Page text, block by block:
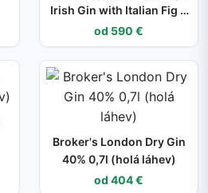
Irish Gin with Italian Fig &
Laurel 43% 0,7L (holá
láhev)
od 590 €
Broker's London Dry Gin
40% 0,7l (holá láhev)
od 404 €